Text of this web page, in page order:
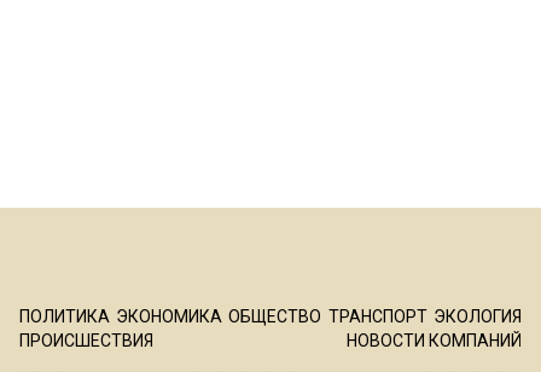
ПОЛИТИКА ЭКОНОМИКА ОБЩЕСТВО ТРАНСПОРТ ЭКОЛОГИЯ
ПРОИСШЕСТВИЯ
НОВОСТИ КОМПАНИЙ